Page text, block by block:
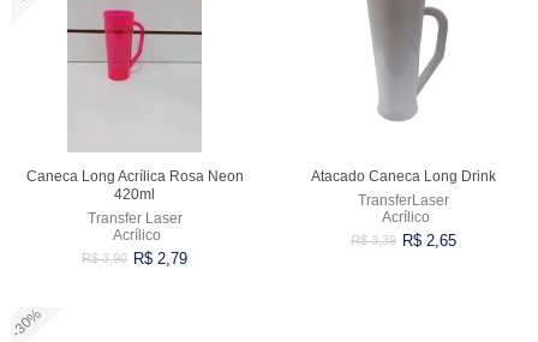
Caneca Long Acrílica Rosa Neon
420ml
Transfer Laser
Acrílico
R$ 3,90 R$ 2,79
Atacado Caneca Long Drink
TransferLaser
Acrílico
R$ 3,39 R$ 2,65
-30%